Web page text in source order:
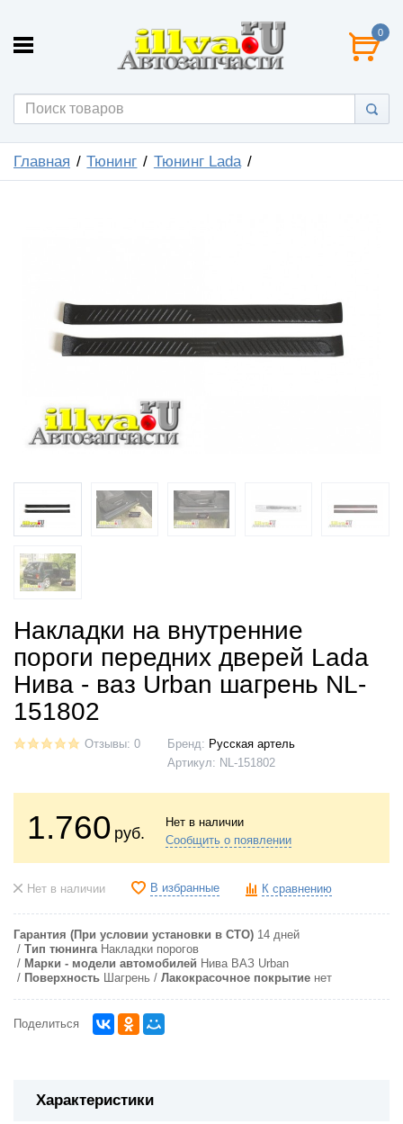
0
Главная Тюнинг Тюнинг Lada
Накладки на внутренние
пороги передних дверей Lada
Нива - ваз Urban шагрень NL-
151802
Отзывы: 0 Бренд: Русская артель
Артикул: NL-151802
1.760 руб.
Нет в наличии
Сообщить о появлении
Нет в наличии В избранные К сравнению
Гарантия (При условии установки в СТО) 14 дней
Тип тюнинга Накладки порогов
Марки - модели автомобилей Нива ВАЗ Urban
Поверхность Шагрень Лакокрасочное покрытие нет
Поделиться
Характеристики